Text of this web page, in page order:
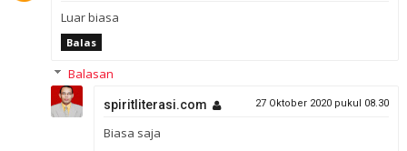
Luar biasa
Balas
Balasan
spiritliterasi.com 27 Oktober 2020 pukul 08.30
Biasa saja